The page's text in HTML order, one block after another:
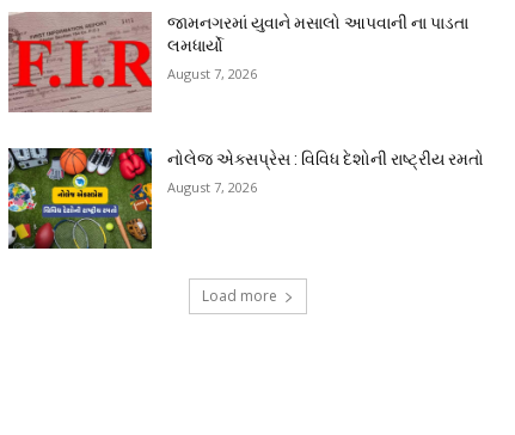
જામનગરમાં યુવાને મસાલો આપવાની ના પાડતા
લમધાર્યો
August 7, 2026
નોલેજ એક્સપ્રેસ : વિવિધ દેશોની રાષ્ટ્રીય રમતો
August 7, 2026
Load more